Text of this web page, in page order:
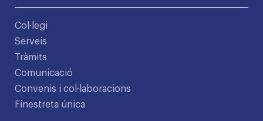
Col·legi
Serveis
Tràmits
Comunicació
Convenis i col·laboracions
Finestreta única